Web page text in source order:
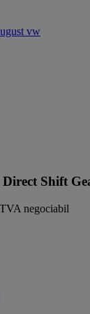
Shift
negociabil